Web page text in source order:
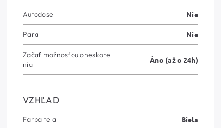
Autodose Nie
Para Nie
Začať možnosťou oneskore
nia
Áno (až o 24h)
VZHĽAD
Farba tela Biela